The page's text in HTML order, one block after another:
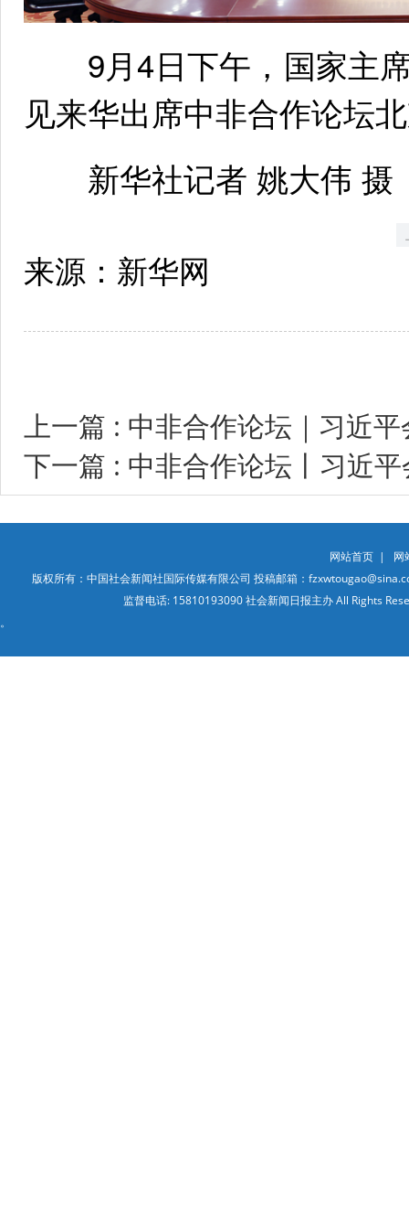
9月4日下午，国家主席
见来华出席中非合作论坛
新华社记者 姚大伟 摄
来源：新华网
上一篇 : 中非合作论坛｜习近
下一篇 : 中非合作论坛丨习近
网站首页 | 网
版权所有：中国社会新闻社国际传媒有限公司 投稿邮箱：
监督电话: 15810193090 社会新闻日报主办 All Rights
。